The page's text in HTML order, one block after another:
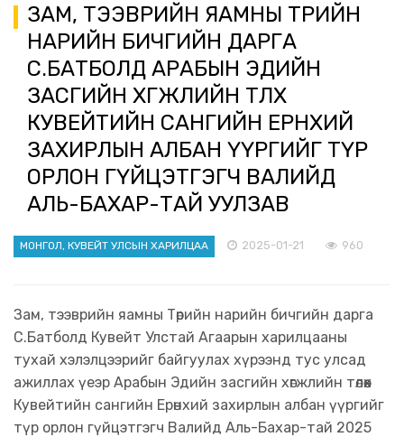
ЗАМ, ТЭЭВРИЙН ЯАМНЫ ТӨРИЙН
НАРИЙН БИЧГИЙН ДАРГА
С.БАТБОЛД АРАБЫН ЭДИЙН
ЗАСГИЙН ХӨГЖЛИЙН ТӨЛӨӨХ
КУВЕЙТИЙН САНГИЙН ЕРӨНХИЙ
ЗАХИРЛЫН АЛБАН ҮҮРГИЙГ ТҮР
ОРЛОН ГҮЙЦЭТГЭГЧ ВАЛИЙД
АЛЬ-БАХАР-ТАЙ УУЛЗАВ
МОНГОЛ, КУВЕЙТ УЛСЫН ХАРИЛЦАА 2025-01-21 960
​Зам, тээврийн яамны Төрийн нарийн бичгийн дарга
С.Батболд Кувейт Улстай Агаарын харилцааны
тухай хэлэлцээрийг байгуулах хүрээнд тус улсад
ажиллах үеэр Арабын Эдийн засгийн хөгжлийн төлөөх
Кувейтийн сангийн Ерөнхий захирлын албан үүргийг
түр орлон гүйцэтгэгч Валийд Аль-Бахар-тай 2025